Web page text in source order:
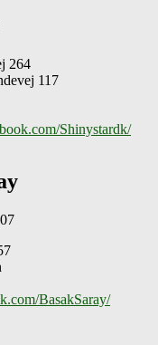
264
117
Shinystardk/
BasakSaray/